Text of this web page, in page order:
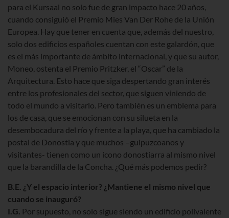
para el Kursaal no solo fue de gran impacto hace 20 años,
cuando consiguió el Premio Mies Van Der Rohe de la Unión
Europea. Hay que tener en cuenta que, además del nuestro,
solo dos edificios españoles cuentan con este galardón, que
es el más importante de ámbito internacional, y que su autor,
Moneo, ostenta el Premio Pritzker, el “Oscar” de la
Arquitectura. Esto hace que siga despertando gran interés
entre los profesionales del sector, que siguen viniendo de
todo el mundo a visitarlo. Pero también es un emblema para
los de casa, que se emocionan con su silueta en la
desembocadura del río y frente a la playa, que ha cambiado la
postal de Donostia y que muchos –guipuzcoanos y
visitantes- tienen como un icono donostiarra al mismo nivel
que la barandilla de la Concha. ¿Qué más podemos pedir?
B.E. ¿Y el espacio interior? ¿Mantiene el mismo nivel que
cuando se inauguró?
I.G. Por supuesto, no solo sigue siendo un edificio polivalente